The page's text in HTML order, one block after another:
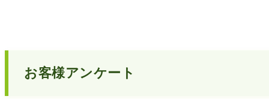
お客様アンケート